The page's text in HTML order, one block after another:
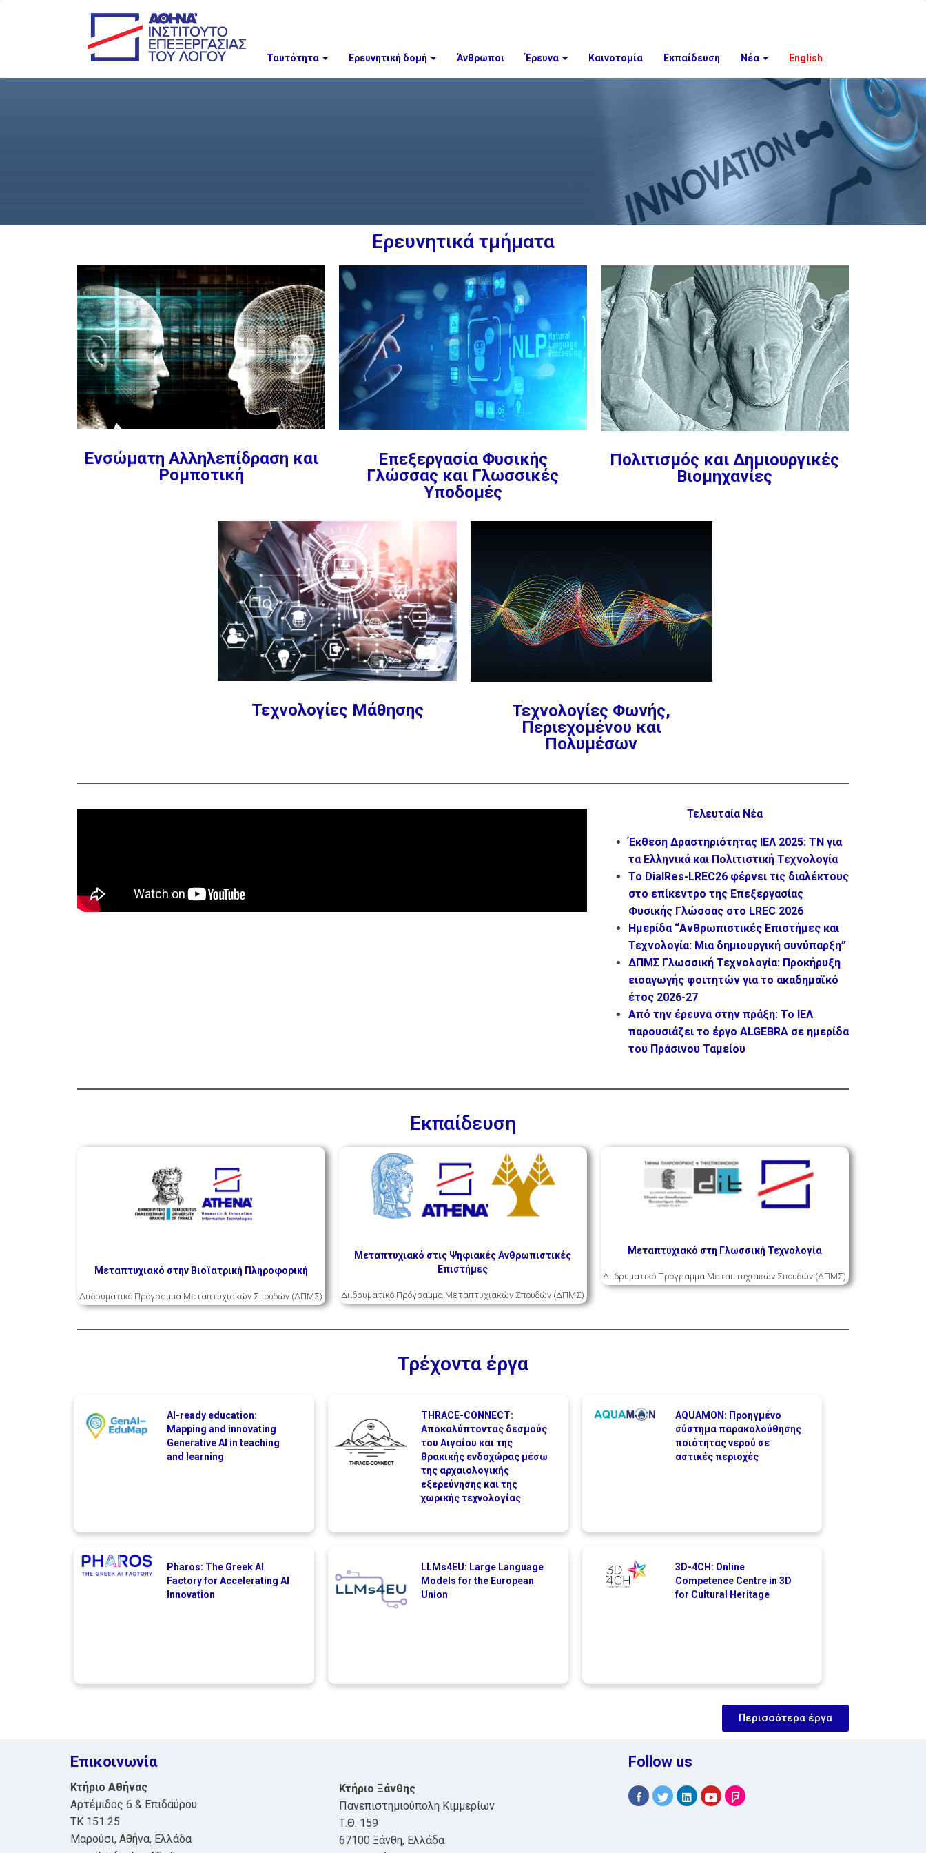
Ταυτότητα Ερευνητική δομή Άνθρωποι Έρευνα Καινοτομία Εκπαίδευση Νέα English
Ερευνητικά τμήματα
Ενσώματη Αλληλεπίδραση και
Ρομποτική
Επεξεργασία Φυσικής
Γλώσσας και Γλωσσικές
Υποδομές
Πολιτισμός και Δημιουργικές
Βιομηχανίες
Τεχνολογίες Μάθησης
Τεχνολογίες Φωνής,
Περιεχομένου και
Πολυμέσων
Τελευταία Νέα
Έκθεση Δραστηριότητας ΙΕΛ 2025: ΤΝ για
τα Ελληνικά και Πολιτιστική Τεχνολογία
Το DialRes-LREC26 φέρνει τις διαλέκτους
στο επίκεντρο της Επεξεργασίας
Φυσικής Γλώσσας στο LREC 2026
Ημερίδα “Ανθρωπιστικές Επιστήμες και
Τεχνολογία: Μια δημιουργική συνύπαρξη”
ΔΠΜΣ Γλωσσική Τεχνολογία: Προκήρυξη
εισαγωγής φοιτητών για το ακαδημαϊκό
έτος 2026-27
Από την έρευνα στην πράξη: Το ΙΕΛ
παρουσιάζει το έργο ALGEBRA σε ημερίδα
του Πράσινου Ταμείου
Εκπαίδευση
Μεταπτυχιακό στην Βιοϊατρική Πληροφορική
Διιδρυματικό Πρόγραμμα Μεταπτυχιακών Σπουδών (ΔΠΜΣ)
Μεταπτυχιακό στις Ψηφιακές Ανθρωπιστικές
Επιστήμες
Διιδρυματικό Πρόγραμμα Μεταπτυχιακών Σπουδών (ΔΠΜΣ)
Μεταπτυχιακό στη Γλωσσική Τεχνολογία
Διιδρυματικό Πρόγραμμα Μεταπτυχιακών Σπουδών (ΔΠΜΣ)
Τρέχοντα έργα
AI-ready education:
Mapping and innovating
Generative AI in teaching
and learning
THRACE-CONNECT:
Αποκαλύπτοντας δεσμούς
του Αιγαίου και της
θρακικής ενδοχώρας μέσω
της αρχαιολογικής
εξερεύνησης και της
χωρικής τεχνολογίας
AQUAMON: Προηγμένο
σύστημα παρακολούθησης
ποιότητας νερού σε
αστικές περιοχές
Pharos: The Greek AI
Factory for Accelerating AI
Innovation
LLMs4EU: Large Language
Models for the European
Union
3D-4CH: Online
Competence Centre in 3D
for Cultural Heritage
Περισσότερα έργα
Επικοινωνία
Κτήριο Αθήνας
Αρτέμιδος 6 & Επιδαύρου
ΤΚ 151 25
Μαρούσι, Αθήνα, Ελλάδα
Κτήριο Ξάνθης
Πανεπιστημιούπολη Κιμμερίων
Τ.Θ. 159
67100 Ξάνθη, Ελλάδα
Follow us